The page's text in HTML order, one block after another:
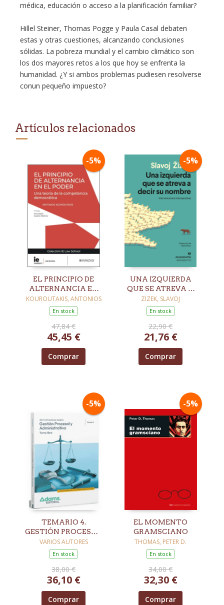
médica, educación o acceso a la planificación familiar?
Hillel Steiner, Thomas Pogge y Paula Casal debaten
estas y otras cuestiones, alcanzando conclusiones
sólidas. La pobreza mundial y el cambio climático son
los dos mayores retos a los que hoy se enfrenta la
humanidad. ¿Y si ambos problemas pudiesen resolverse
conun pequeño impuesto?
Artículos relacionados
-5%
EL PRINCIPIO DE
ALTERNANCIA EN
EL PODER
KOUROUTAKIS, ANTONIOS
En stock
47,84 €
45,45 €
Comprar
-5%
UNA IZQUIERDA
QUE SE ATREVA A
DECIR SU NOMBRE
ZIZEK, SLAVOJ
En stock
22,90 €
21,76 €
Comprar
-5%
TEMARIO 4.
GESTIÓN PROCESAL
Y ADMINISTRATIVA.
TURNO LIBRE
VARIOS AUTORES
En stock
38,00 €
36,10 €
Comprar
-5%
EL MOMENTO
GRAMSCIANO
THOMAS, PETER D.
En stock
34,00 €
32,30 €
Comprar